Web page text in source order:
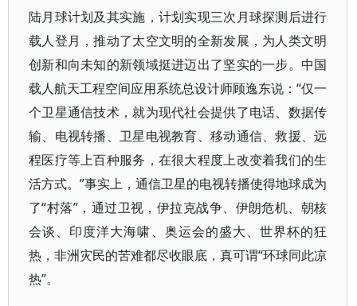
陆月球计划及其实施，计划实现三次月球探测后进行
载人登月，推动了太空文明的全新发展，为人类文明
创新和向未知的新领域挺进迈出了坚实的一步。中国
载人航天工程空间应用系统总设计师顾逸东说：“仅一
个卫星通信技术，就为现代社会提供了电话、数据传
输、电视转播、卫星电视教育、移动通信、救援、远
程医疗等上百种服务，在很大程度上改变着我们的生
活方式。”事实上，通信卫星的电视转播使得地球成为
了“村落”，通过卫视，伊拉克战争、伊朗危机、朝核
会谈、印度洋大海啸、奥运会的盛大、世界杯的狂
热，非洲灾民的苦难都尽收眼底，真可谓“环球同此凉
热”。